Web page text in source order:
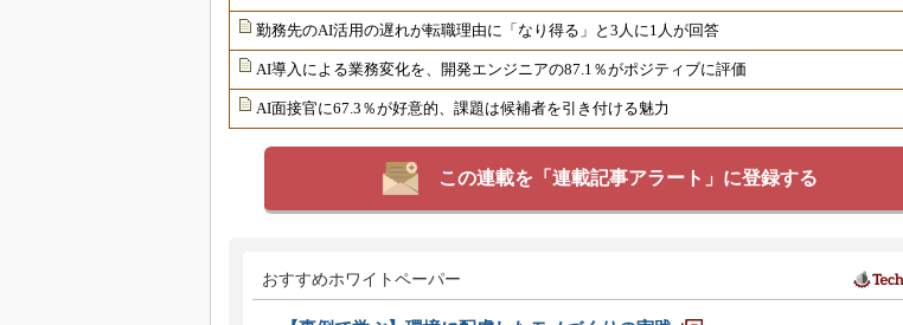
勤務先のAI活用の遅れが転職理由に「なり得る」と3人に1人が回答
AI導入による業務変化を、開発エンジニアの87.1％がポジティブに評価
AI面接官に67.3％が好意的、課題は候補者を引き付ける魅力
この連載を「連載記事アラート」に登録する
おすすめホワイトペーパー